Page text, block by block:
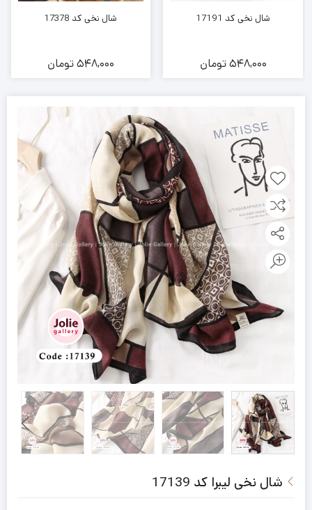
شال نخی کد 17191
548,000تومان
شال نخی کد 17378
548,000تومان
شال نخی لیبرا کد 17139